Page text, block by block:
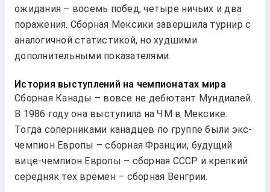
ожидания – восемь побед, четыре ничьих и два
поражения. Сборная Мексики завершила турнир с
аналогичной статистикой, но худшими
дополнительными показателями.
История выступлений на чемпионатах мира
Сборная Канады – вовсе не дебютант Мундиалей.
В 1986 году она выступила на ЧМ в Мексике.
Тогда соперниками канадцев по группе были экс-
чемпион Европы – сборная Франции, будущий
вице-чемпион Европы – сборная СССР и крепкий
середняк тех времен – сборная Венгрии.